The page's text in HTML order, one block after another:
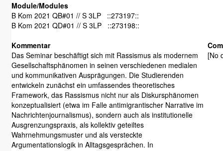
Module/Modules
B Kom 2021 QB#01 // S 3LP ::273197::
B Kom 2021 QD#01 // S 3LP ::273198::
Kommentar
Das Seminar beschäftigt sich mit Rassismus als modernem
Gesellschaftsphänomen in seinen verschiedenen medialen
und kommunikativen Ausprägungen. Die Studierenden
entwickeln zunächst ein umfassendes theoretisches
Framework, das Rassismus nicht nur als Diskursphänomen
konzeptualisiert (etwa im Falle antimigrantischer Narrative im
Nachrichtenjournalismus), sondern auch als institutionelle
Ausgrenzungspraxis, als kollektiv geteiltes
Wahrnehmungsmuster und als versteckte
Argumentationslogik in Alltagsgesprächen. In
[No